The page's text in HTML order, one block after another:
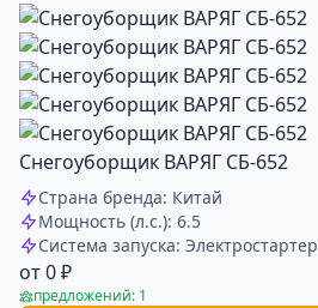
Снегоуборщик ВАРЯГ СБ-652
Страна бренда: Китай
Мощность (л.с.): 6.5
Система запуска: Электростартер
от 0 ₽
предложений: 1